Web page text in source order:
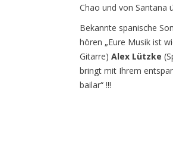
Chao und von Santana
Bekannte spanische
hören „Eure Musik ist
Gitarre)Alex Lützke
bringt mit Ihrem
bailar“ !!!